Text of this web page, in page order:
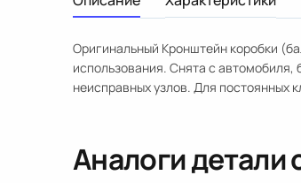
Оригинальный Кронштейн коробки
использования. Снята с
неисправных узлов. Для постоянных
Аналоги детали